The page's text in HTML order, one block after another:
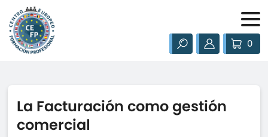
0
La Facturación como gestión
comercial